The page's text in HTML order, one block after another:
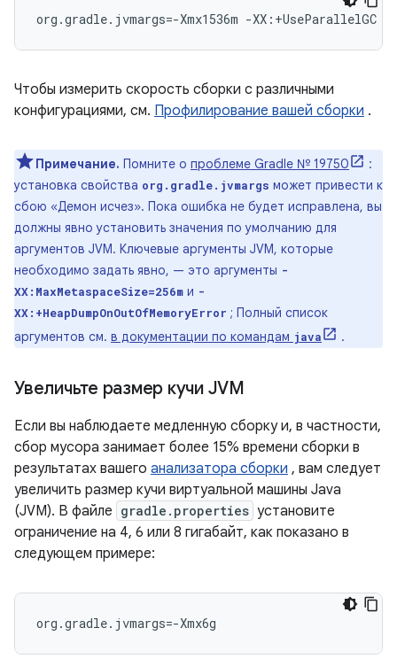
org.gradle.jvmargs=-Xmx1536m -XX:+UseParallelGC
Чтобы измерить скорость сборки с различными
конфигурациями, см. Профилирование вашей сборки .
Примечание. Помните о проблеме Gradle № 19750
:
установка свойства org.gradle.jvmargs может привести к
сбою «Демон исчез». Пока ошибка не будет исправлена, вы
должны явно установить значения по умолчанию для
аргументов JVM. Ключевые аргументы JVM, которые
необходимо задать явно, — это аргументы -
XX:MaxMetaspaceSize=256m и -
XX:+HeapDumpOnOutOfMemoryError ; Полный список
аргументов см. в документации по командам java .
Увеличьте размер кучи JVM
Если вы наблюдаете медленную сборку и, в частности,
сбор мусора занимает более 15% времени сборки в
результатах вашего анализатора сборки , вам следует
увеличить размер кучи виртуальной машины Java
(JVM). В файле gradle.properties установите
ограничение на 4, 6 или 8 гигабайт, как показано в
следующем примере:
org.gradle.jvmargs=-Xmx6g